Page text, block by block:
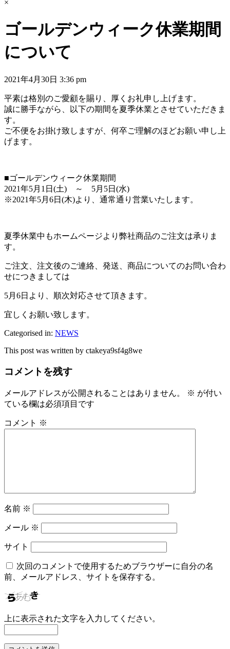
×
ゴールデンウィーク休業期間
について
2021年4月30日 3:36 pm
平素は格別のご愛顧を賜り、厚くお礼申し上げます。
誠に勝手ながら、以下の期間を夏季休業とさせていただきま
す。
ご不便をお掛け致しますが、何卒ご理解のほどお願い申し上
げます。
■ゴールデンウィーク休業期間
2021年5月1日(土) ～ 5月5日(水)
※2021年5月6日(木)より、通常通り営業いたします。
夏季休業中もホームページより弊社商品のご注文は承りま
す。
ご注文、注文後のご連絡、発送、商品についてのお問い合わ
せにつきましては
5月6日より、順次対応させて頂きます。
宜しくお願い致します。
Categorised in: NEWS
This post was written by ctakeya9sf4g8we
コメントを残す
メールアドレスが公開されることはありません。 ※ が付い
ている欄は必須項目です
コメント ※
名前 ※
メール ※
サイト
次回のコメントで使用するためブラウザーに自分の名
前、メールアドレス、サイトを保存する。
上に表示された文字を入力してください。